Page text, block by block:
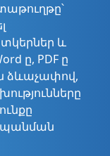
և
ը, PDF ը
ձևաչափով,